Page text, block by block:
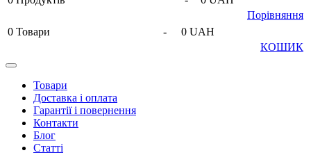
Порівняння
0 Товари -
0 UAH
КОШИК
Товари
Доставка і оплата
Гарантії і повернення
Контакти
Блог
Статті